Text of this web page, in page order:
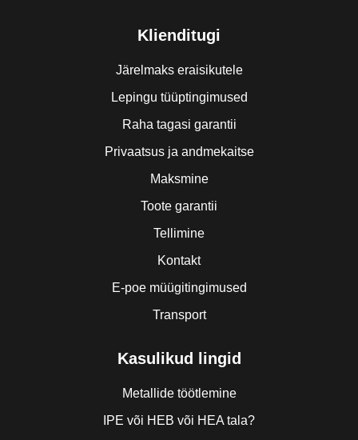
Klienditugi
Järelmaks eraisikutele
Lepingu tüüptingimused
Raha tagasi garantii
Privaatsus ja andmekaitse
Maksmine
Toote garantii
Tellimine
Kontakt
E-poe müügitingimused
Transport
Kasulikud lingid
Metallide töötlemine
IPE või HEB või HEA tala?